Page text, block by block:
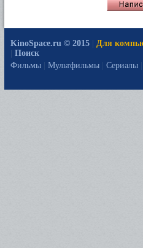
KinoSpace.ru © 2015 Для
Поиск
Фильмы
Мультфильмы Сериалы